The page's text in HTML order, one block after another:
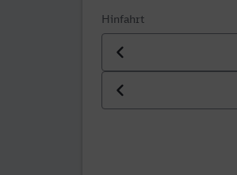
Hinfahrt
Datum der Hinfahrt
Uhrzeit der Hinfahrt